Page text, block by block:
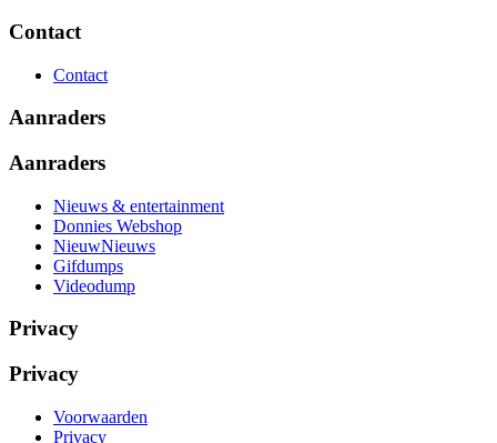
Contact
Contact
Aanraders
Aanraders
Nieuws & entertainment
Donnies Webshop
NieuwNieuws
Gifdumps
Videodump
Privacy
Privacy
Voorwaarden
Privacy